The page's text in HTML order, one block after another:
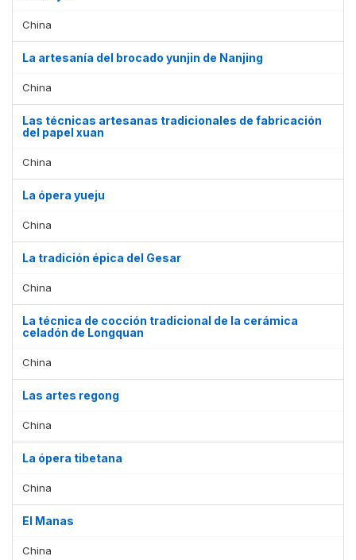
China
La artesanía del brocado yunjin de Nanjing
China
Las técnicas artesanas tradicionales de fabricación
del papel xuan
China
La ópera yueju
China
La tradición épica del Gesar
China
La técnica de cocción tradicional de la cerámica
celadón de Longquan
China
Las artes regong
China
La ópera tibetana
China
El Manas
China